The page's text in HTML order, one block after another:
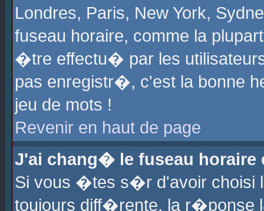
Londres, Paris, New York,
fuseau horaire, comme la
�tre effectu� par les
pas enregistr�, c'est la bonne
jeu de mots !
Revenir en haut de page
J'ai chang� le fuseau horaire
Si vous �tes s�r d'avoir choisi
toujours diff�rente, la r�ponse